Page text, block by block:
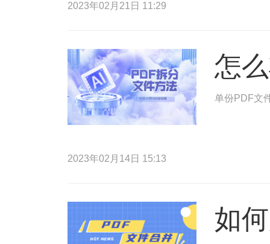
2023年02月21日 11:29
怎
单份PDF文
2023年02月14日 15:13
如